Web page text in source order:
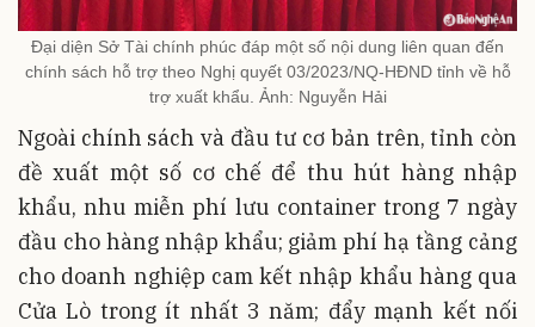
Đại diện Sở Tài chính phúc đáp một số nội dung liên quan đến
chính sách hỗ trợ theo Nghị quyết 03/2023/NQ-HĐND tỉnh về hỗ
trợ xuất khẩu. Ảnh: Nguyễn Hải
Ngoài chính sách và đầu tư cơ bản trên, tỉnh còn
đề xuất một số cơ chế để thu hút hàng nhập
khẩu, nhu miễn phí lưu container trong 7 ngày
đầu cho hàng nhập khẩu; giảm phí hạ tầng cảng
cho doanh nghiệp cam kết nhập khẩu hàng qua
Cửa Lò trong ít nhất 3 năm; đẩy mạnh kết nối